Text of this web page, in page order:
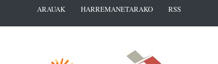
ARAUAK
HARREMANETARAKO RSS